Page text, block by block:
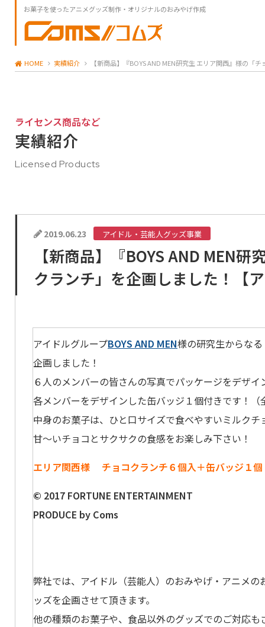
お菓子を使ったアニメグッズ制作・オリジナルのおみやげ作成
HOME 実績紹介 【新商品】『BOYS AND MEN研究生 エリア関西』様の「
ライセンス商品など
実績紹介
Licensed Products
2019.06.23 アイドル・芸能人グッズ事業
【新商品】『BOYS AND MEN
クランチ」を企画しました！【
アイドルグループBOYS AND MEN様の研究生からなる
企画しました！
６人のメンバーの皆さんの写真でパッケージをデザイ
各メンバーをデザインした缶バッジ１個付きです！（
中身のお菓子は、ひと口サイズで食べやすいミルク
甘～いチョコとサクサクの食感をお楽しみ下さい！
エリア関西様 チョコクランチ６個入＋缶バッジ１個
© 2017 FORTUNE ENTERTAINMENT
PRODUCE by Coms
弊社では、アイドル（芸能人）のおみやげ・アニメ
ッズを企画させて頂きます。
他の種類のお菓子や、食品以外のグッズでのご対応も